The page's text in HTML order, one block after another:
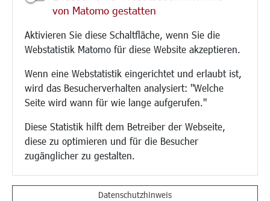
von Matomo gestatten
Aktivieren Sie diese Schaltfläche, wenn Sie die
Webstatistik Matomo für diese Website akzeptieren.
Wenn eine Webstatistik eingerichtet und erlaubt ist,
wird das Besucherverhalten analysiert: "Welche
Seite wird wann für wie lange aufgerufen."
Diese Statistik hilft dem Betreiber der Webseite,
diese zu optimieren und für die Besucher
zugänglicher zu gestalten.
Datenschutzhinweis
Neue Stadthalle Langen
Bäder
Musikschule
Stadtbücherei
Stadtarchiv
Museen
Hotels/Unterkünfte
Gastronomie
Kunstszene
Vereine und Institutionen